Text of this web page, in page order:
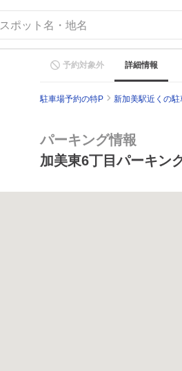
スポット名・地名
予約対象外 詳細情報
駐車場予約の特P 新加美駅近くの駐
パーキング情報
加美東6丁目パーキン